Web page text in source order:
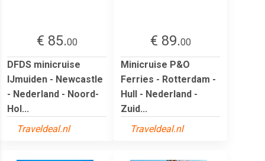
€ 85.00
DFDS minicruise
IJmuiden - Newcastle
- Nederland - Noord-
Hol...
Traveldeal.nl
€ 89.00
Minicruise P&O
Ferries - Rotterdam -
Hull - Nederland -
Zuid...
Traveldeal.nl